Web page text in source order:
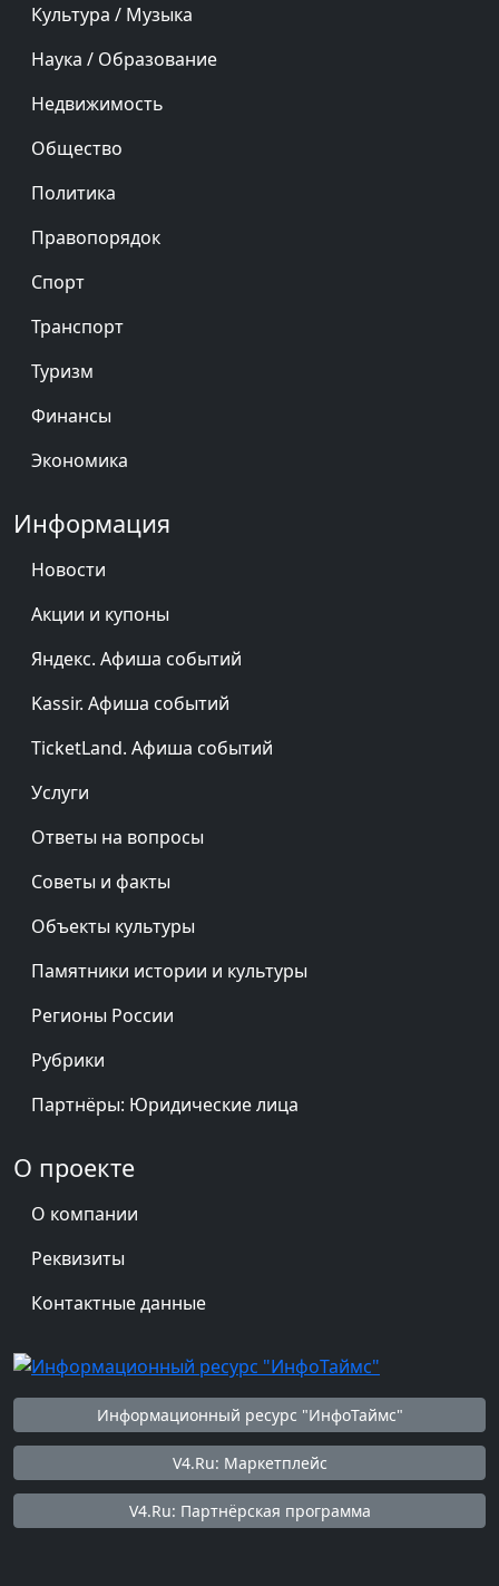
Культура / Музыка
Наука / Образование
Недвижимость
Общество
Политика
Правопорядок
Спорт
Транспорт
Туризм
Финансы
Экономика
Информация
Новости
Акции и купоны
Яндекс. Афиша событий
Kassir. Афиша событий
TicketLand. Афиша событий
Услуги
Ответы на вопросы
Советы и факты
Объекты культуры
Памятники истории и культуры
Регионы России
Рубрики
Партнёры: Юридические лица
О проекте
О компании
Реквизиты
Контактные данные
Информационный ресурс "ИнфоТаймс"
V4.Ru: Маркетплейс
V4.Ru: Партнёрская программа